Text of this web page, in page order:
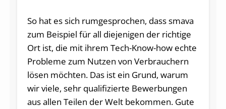
So hat es sich rumgesprochen, dass smava
zum Beispiel für all diejenigen der richtige
Ort ist, die mit ihrem Tech-Know-how echte
Probleme zum Nutzen von Verbrauchern
lösen möchten. Das ist ein Grund, warum
wir viele, sehr qualifizierte Bewerbungen
aus allen Teilen der Welt bekommen. Gute